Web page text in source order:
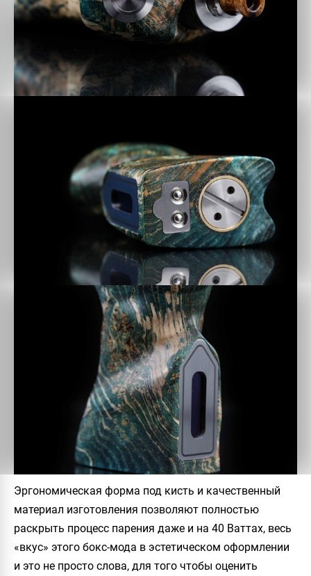
Эргономическая форма под кисть и качественный
материал изготовления позволяют полностью
раскрыть процесс парения даже и на 40 Ваттах, весь
«вкус» этого бокс-мода в эстетическом оформлении
и это не просто слова, для того чтобы оценить